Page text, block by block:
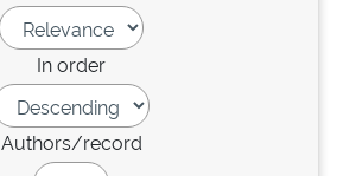
In order
Authors/record